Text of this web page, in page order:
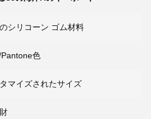
シリコーン ゴム材料
Pantone色
マイズされたサイズ